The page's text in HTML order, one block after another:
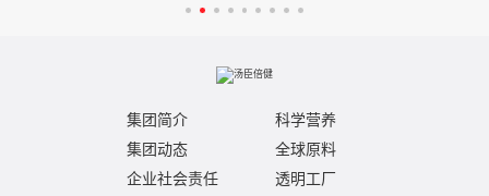
集团简介
集团动态
企业社会责任
科学营养
全球原料
透明工厂